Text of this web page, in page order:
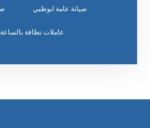
صيانة عامة ابوظبي
عاملات نظافة